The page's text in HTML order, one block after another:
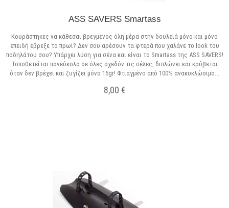
ASS SAVERS Smartass
Κουράστηκες να κάθεσαι βρεγμένος όλη μέρα στην δουλειά μόνο και μόνο
επειδή έβρεξε το πρωί? Δεν σου αρέσουν τα φτερά που χαλάνε το look του
ποδηλάτου σου? Υπάρχει λύση για σένα και είναι το Smartass της ASS SAVERS!
Τοποθετείται πανεύκολα σε όλες σχεδόν τις σέλες, διπλώνει και κρύβεται
όταν δεν βρέχει και ζυγίζει μόνο 15gr! Φτιαγμένο από 100% ανακυκλώσιμο...
8,00 €